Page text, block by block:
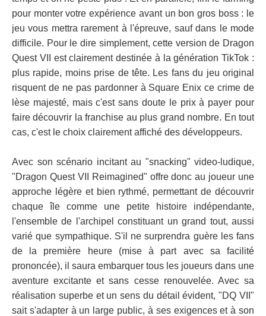
pour monter votre expérience avant un bon gros boss : le
jeu vous mettra rarement à l'épreuve, sauf dans le mode
difficile. Pour le dire simplement, cette version de Dragon
Quest VII est clairement destinée à la génération TikTok :
plus rapide, moins prise de tête. Les fans du jeu original
risquent de ne pas pardonner à Square Enix ce crime de
lèse majesté, mais c'est sans doute le prix à payer pour
faire découvrir la franchise au plus grand nombre. En tout
cas, c'est le choix clairement affiché des développeurs.
Avec son scénario incitant au "snacking" video-ludique,
"Dragon Quest VII Reimagined" offre donc au joueur une
approche légère et bien rythmé, permettant de découvrir
chaque île comme une petite histoire indépendante,
l'ensemble de l'archipel constituant un grand tout, aussi
varié que sympathique. S'il ne surprendra guère les fans
de la première heure (mise à part avec sa facilité
prononcée), il saura embarquer tous les joueurs dans une
aventure excitante et sans cesse renouvelée. Avec sa
réalisation superbe et un sens du détail évident, "DQ VII"
sait s'adapter à un large public, à ses exigences et à son